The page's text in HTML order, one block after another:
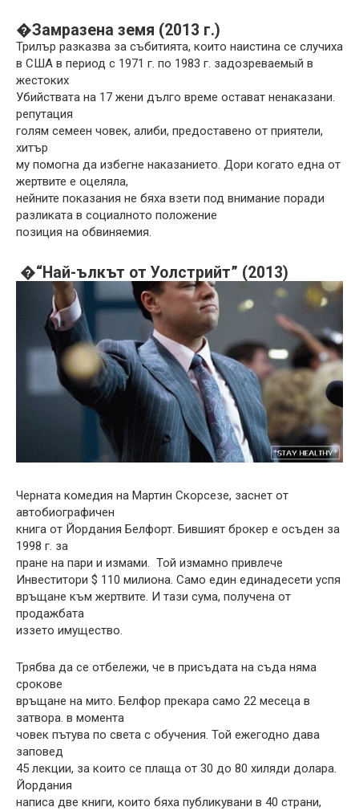
�Замразена земя (2013 г.)
Трилър разказва за събитията, които наистина се случиха
в США в период с 1971 г. по 1983 г. задозреваемый в
жестоких
Убийствата на 17 жени дълго време остават ненаказани.
репутация
голям семеен човек, алиби, предоставено от приятели,
хитър
му помогна да избегне наказанието. Дори когато една от
жертвите е оцеляла,
нейните показания не бяха взети под внимание поради
разликата в социалното положение
позиция на обвиняемия.
�“Най-ълкът от Уолстрийт” (2013)
Черната комедия на Мартин Скорсезе, заснет от
автобиографичен
книга от Йордания Белфорт. Бившият брокер е осъден за
1998 г. за
пране на пари и измами. Той измамно привлече
Инвеститори $ 110 милиона. Само един единадесети успя
връщане към жертвите. И тази сума, получена от
продажбата
иззето имущество.
Трябва да се отбележи, че в присъдата на съда няма
срокове
връщане на мито. Белфор прекара само 22 месеца в
затвора. в момента
човек пътува по света с обучения. Той ежегодно дава
заповед
45 лекции, за които се плаща от 30 до 80 хиляди долара.
Йордания
написа две книги, които бяха публикувани в 40 страни,